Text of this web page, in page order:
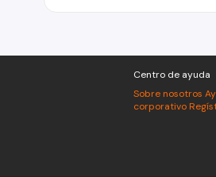
Centro de ayuda
Sobre nosotros
corporativo